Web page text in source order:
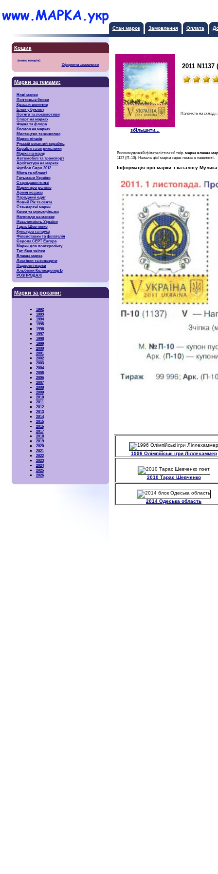
Стан марок Замовлення Оплата
Кошик
Оформити замовлення
Марки за темами:
Нові марки
Почтовые блоки
Краса и величие
Блок у буклеті
Потяги та локомотиви
Спорт на марках
Фауна та флора
Космос на марках
Мистецтво та живопис
Марки літаків
Русскiй воєнний корабль
Кораблі та вітрильники
Марка на марці
Автомобілі та транспорт
Архітектура на марках
Футбол Євро 2012
Міста та області
Гетьмани України
Стародавні князі
Марки про релігію
Армія козаків
Народний одяг
Новий Рік та свята
Стандартні марки
Казки та мультфільми
Нагороди на марках
Незалежність України
Тарас Шевченко
Культура та наука
Філвиставки та філателія
Європа CEPT Europa
Марки для посткросінгу
Тет-беш зчіпки
Власна марка
Листівки та конверти
Недорогі марки
Альбоми КолекціонерЪ
РОЗПРОДАЖ
Марки за роками:
1992
1993
1994
1995
1996
1997
1998
1999
2000
2001
2002
2003
2004
2005
2006
2007
2008
2009
2010
2011
2012
2013
2014
2015
2016
2017
2018
2019
2020
2021
2022
2023
2024
2025
2026
збільшити...
2011
Наявність на складі:
Високохудожній філателістичний твір. марка власна
1137 (П-10). Нажаль цієї марки зараз немає в наявності.
Інформація про марки з каталогу
1996 Олімпійські ігри Ліллехаммер
2010 Тарас Шевченко
2014 Одеська область